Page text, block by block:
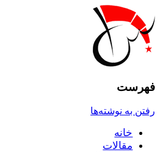
فهرست
رفتن به نوشته‌ها
خانه
مقالات